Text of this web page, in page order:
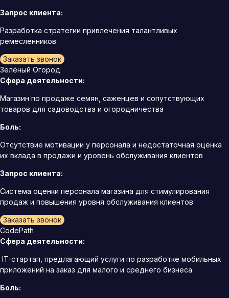
Запрос клиента:
Разработка стратегии привлечения талантливых
ремесленников
Заказать звонок
Зелёный Огород
Сфера деятельности:
Магазин по продаже семян, саженцев и сопутствующих
товаров для садоводства и огородничества
Боль:
Отсутствие мотивации у персонала и недостаточная оценка
их вклада в продажи и уровень обслуживания клиентов
Запрос клиента:
Система оценки персонала магазина для стимулирования
продаж и повышения уровня обслуживания клиентов
Заказать звонок
CodePath
Сфера деятельности:
IT-стартап, предлагающий услуги по разработке мобильных
приложений на заказ для малого и среднего бизнеса
Боль: